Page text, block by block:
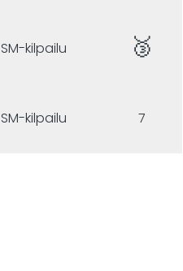
SM-kilpailu 🥉
SM-kilpailu 7